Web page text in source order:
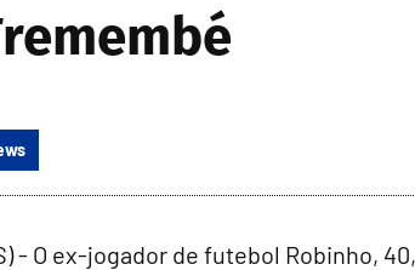
- O ex-jogador de futebol Robinho,